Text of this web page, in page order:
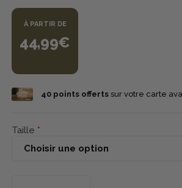
À PARTIR DE
44,99€
40points offertssur votre carte
Taille